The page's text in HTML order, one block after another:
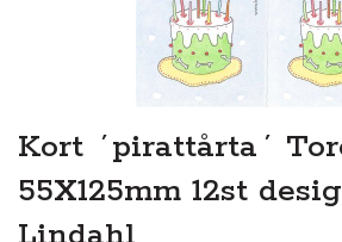
Kort ´pirattårta´
55X125mm 12st